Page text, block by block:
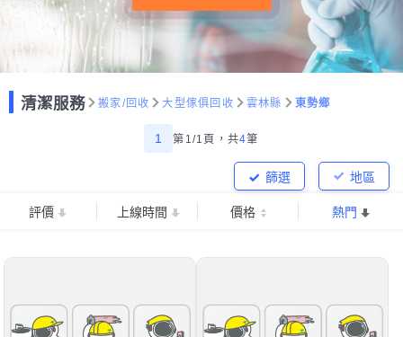
清潔服務 搬家/回收 大型傢俱回收 雲林縣 東勢鄉
1 第1/1頁， 共4筆
地區
篩選
評價 上線時間 價格 熱門